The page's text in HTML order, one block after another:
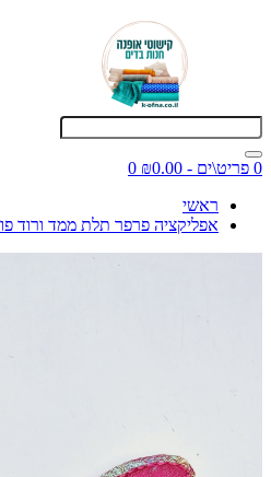
0 פריט\ים - ₪0.00
0
ראשי
אפליקציה פרפר תלת ממד ורוד